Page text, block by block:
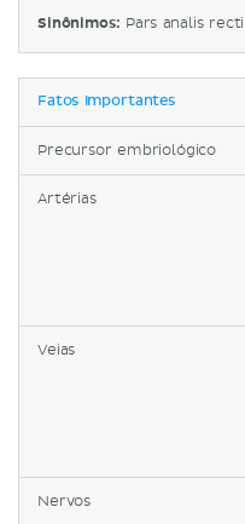
Sinônimos: Pars analis recti
Fatos importantes
Precursor embriológico
Artérias
Veias
Nervos